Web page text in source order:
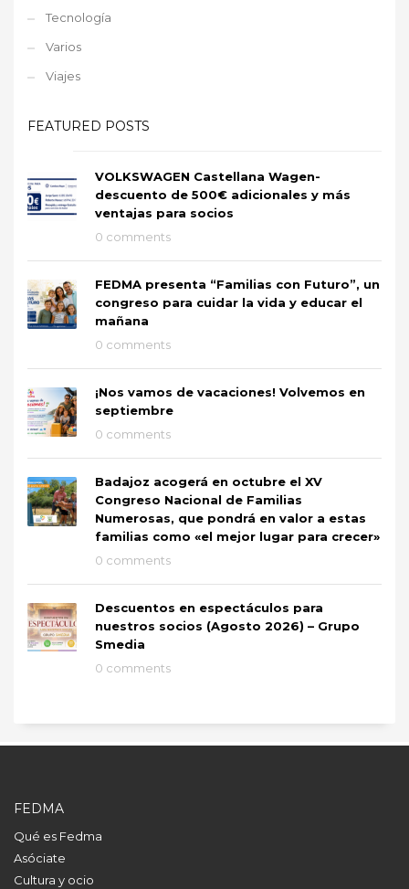
Tecnología
Varios
Viajes
FEATURED POSTS
VOLKSWAGEN Castellana Wagen-
descuento de 500€ adicionales y más
ventajas para socios
0 comments
FEDMA presenta “Familias con Futuro”, un
congreso para cuidar la vida y educar el
mañana
0 comments
¡Nos vamos de vacaciones! Volvemos en
septiembre
0 comments
Badajoz acogerá en octubre el XV
Congreso Nacional de Familias
Numerosas, que pondrá en valor a estas
familias como «el mejor lugar para crecer»
0 comments
Descuentos en espectáculos para
nuestros socios (Agosto 2026) – Grupo
Smedia
0 comments
FEDMA
Qué es Fedma
Asóciate
Cultura y ocio